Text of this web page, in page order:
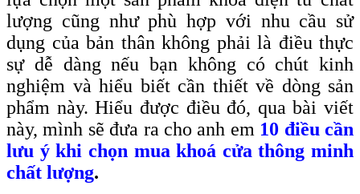
lượng cũng như phù hợp với nhu cầu sử
dụng của bản thân không phải là điều thực
sự dễ dàng nếu bạn không có chút kinh
nghiệm và hiểu biết cần thiết về dòng sản
phẩm này. Hiểu được điều đó, qua bài viết
này, mình sẽ đưa ra cho anh em 10 điều cần
lưu ý khi chọn mua khoá cửa thông minh
chất lượng.